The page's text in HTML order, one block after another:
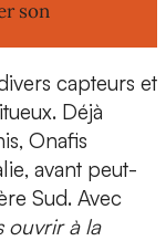
son
capteurs et
. Déjà
, Onafis
, avant peut-
Sud. Avec
ouvrir à la